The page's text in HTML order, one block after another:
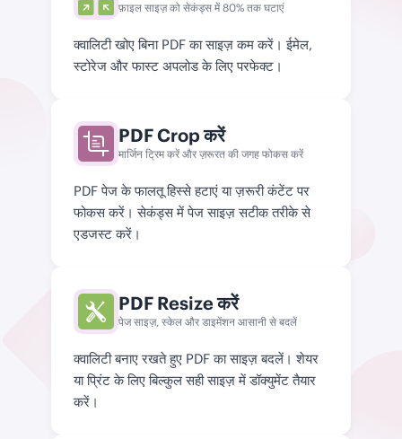
फ़ाइल साइज़ को सेकंड्स में 80% तक घटाएं
क्वालिटी खोए बिना PDF का साइज़ कम करें। ईमेल,
स्टोरेज और फास्ट अपलोड के लिए परफेक्ट।
PDF Crop करें
मार्जिन ट्रिम करें और ज़रूरत की जगह फोकस करें
PDF पेज के फालतू हिस्से हटाएं या ज़रूरी कंटेंट पर
फोकस करें। सेकंड्स में पेज साइज़ सटीक तरीके से
एडजस्ट करें।
PDF Resize करें
पेज साइज़, स्केल और डाइमेंशन आसानी से बदलें
क्वालिटी बनाए रखते हुए PDF का साइज़ बदलें। शेयर
या प्रिंट के लिए बिल्कुल सही साइज़ में डॉक्युमेंट तैयार
करें।